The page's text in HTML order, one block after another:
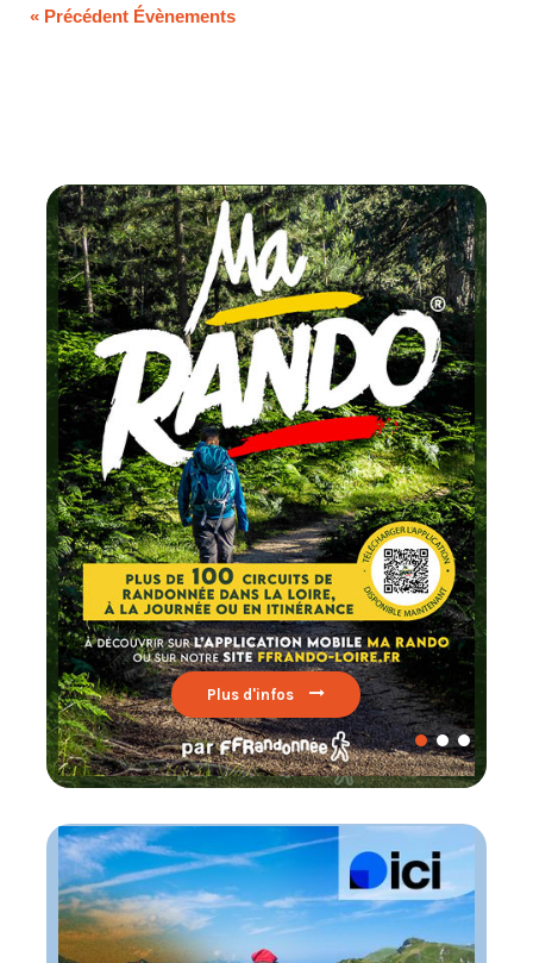
« Précédent Évènements
d'infos
Chaque
testez un circuit
Lire par ici